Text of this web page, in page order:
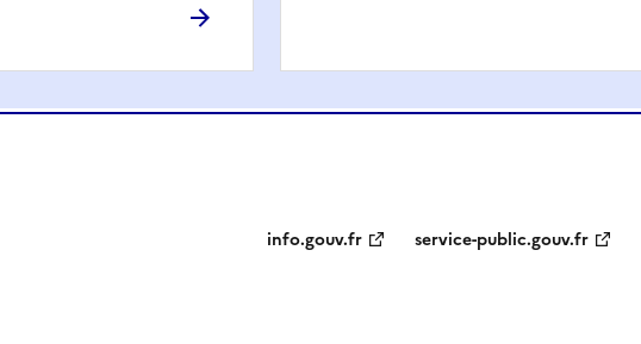
info.gouv.fr service-public.gouv.fr